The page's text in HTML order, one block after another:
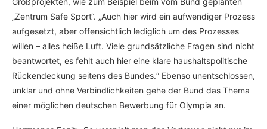
„Zentrum Safe Sport“. „Auch hier wird ein aufwendiger Prozess
aufgesetzt, aber offensichtlich lediglich um des Prozesses
willen – alles heiße Luft. Viele grundsätzliche Fragen sind nicht
beantwortet, es fehlt auch hier eine klare haushaltspolitische
Rückendeckung seitens des Bundes.“ Ebenso unentschlossen,
unklar und ohne Verbindlichkeiten gehe der Bund das Thema
einer möglichen deutschen Bewerbung für Olympia an.